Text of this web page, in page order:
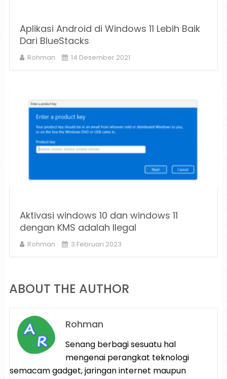
Aplikasi Android di Windows 11 Lebih Baik
Dari BlueStacks
Rohman 14 Desember 2021
Aktivasi windows 10 dan windows 11
dengan KMS adalah Ilegal
Rohman 3 Februari 2023
ABOUT THE AUTHOR
Rohman
Senang berbagi sesuatu hal
mengenai perangkat teknologi
semacam gadget, jaringan internet maupun